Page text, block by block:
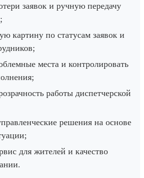
заявок и ручную передачу
картину по статусам заявок и
места и контролировать
работы диспетчерской
решения на основе
для жителей и качество